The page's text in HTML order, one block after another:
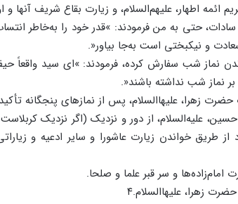
ائمه اطهار، علیهم‌‌السلام، و زیارت بقاع شریف آنها و
حتى به من فرمودند: »قدر خود را به‌‌خاطر
و نیکبختى است به‌‌جا بیاور«.
نماز شب سفارش کرده، فرمودند: »اى سید واقعاً
نماز شب نداشته باشند«.
زهرا، علیهاالسلام، پس از نمازهاى پنجگانه تأکید
حسین، علیه‌‌السلام، از دور و نزدیک (اگر نزدیک
از طریق خواندن زیارت عاشورا و سایر ادعیه و
امام‌‌زاده‌‌ها و سر قبر علما و صلحا.
زهرا، علیهاالسلام.۴